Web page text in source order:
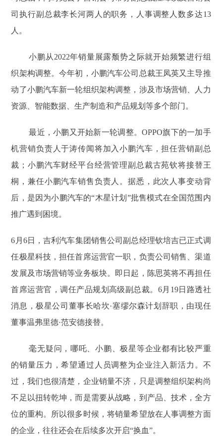
司执行副总裁李长河两人的职务，人事调整人数多达13
人。
小鹏从2022年销量展露颓势之际就开始频繁进行组
织架构调整。今年初，小鹏汽车公司总裁王凤英又主导推
动了小鹏汽车新一轮组织架构调整，涉及市场营销、人力
资源、智能数据、生产制造和产品规划等多个部门。
最近，小鹏又开始新一轮调整。OPPO旗下的一加手
机营销负责人于涛传闻将加入小鹏汽车，担任营销副总
裁；小鹏汽车财经平台经营管理副总裁古苑钦将接替王
桐，兼任小鹏汽车销售负责人。据悉，此次人事变动背
后，是因为小鹏汽车的“木星计划”批售模式在全国范围内
推广遇到困境。
6月6日，吉利汽车集团销售公司副总经理钦培吉已正式调
任极星科技，担任首席运营官一职，负责公司销售、渠道
发展及市场营销等业务板块。即日起，陈思英将不再担任
首席运营官，调任产品规划高级副总裁。6月19日路透社
消息，极星公司董事长哈坎·塞缪尔森计划辞职，由现任
董事温弗里德·范安德接替。
毫无疑问，哪吒、小鹏、极星等企业都有比较严重
的销量压力，希望通过人员调整为企业注入新活力。不
过，我们也很清楚，企业销量不济，只是调整组织架构尚
不足以扭转乾坤，而是需要从战略，到产品、技术，全方
位的重构。所以很多时候，将销量希望放在人事调整方面
的企业，往往还会在后续多次开启“换血”。